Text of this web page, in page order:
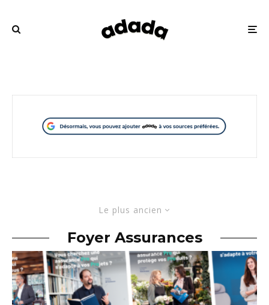
Le plus ancien
Foyer Assurances